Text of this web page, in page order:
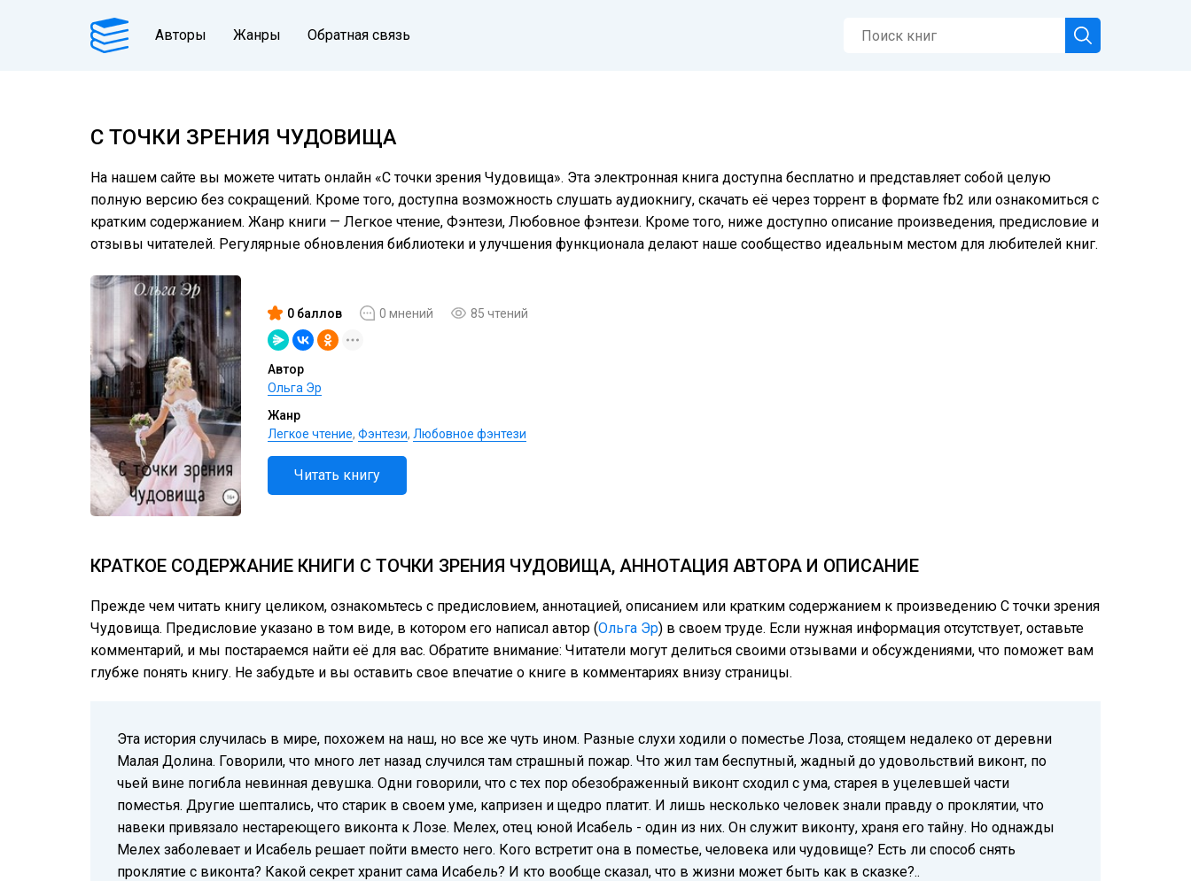
Авторы Жанры Обратная связь
С ТОЧКИ ЗРЕНИЯ ЧУДОВИЩА
На нашем сайте вы можете читать онлайн «С точки зрения Чудовища». Эта электронная книга доступна бесплатно и представляет собой целую
полную версию без сокращений. Кроме того, доступна возможность слушать аудиокнигу, скачать её через торрент в формате fb2 или ознакомиться с
кратким содержанием. Жанр книги — Легкое чтение, Фэнтези, Любовное фэнтези. Кроме того, ниже доступно описание произведения, предисловие и
отзывы читателей. Регулярные обновления библиотеки и улучшения функционала делают наше сообщество идеальным местом для любителей книг.
0 баллов 0 мнений 85 чтений
Автор
Ольга Эр
Жанр
Легкое чтение, Фэнтези, Любовное фэнтези
Читать книгу
КРАТКОЕ СОДЕРЖАНИЕ КНИГИ С ТОЧКИ ЗРЕНИЯ ЧУДОВИЩА, АННОТАЦИЯ АВТОРА И ОПИСАНИЕ
Прежде чем читать книгу целиком, ознакомьтесь с предисловием, аннотацией, описанием или кратким содержанием к произведению С точки зрения
Чудовища. Предисловие указано в том виде, в котором его написал автор (Ольга Эр) в своем труде. Если нужная информация отсутствует, оставьте
комментарий, и мы постараемся найти её для вас. Обратите внимание: Читатели могут делиться своими отзывами и обсуждениями, что поможет вам
глубже понять книгу. Не забудьте и вы оставить свое впечатие о книге в комментариях внизу страницы.
Эта история случилась в мире, похожем на наш, но все же чуть ином. Разные слухи ходили о поместье Лоза, стоящем недалеко от деревни
Малая Долина. Говорили, что много лет назад случился там страшный пожар. Что жил там беспутный, жадный до удовольствий виконт, по
чьей вине погибла невинная девушка. Одни говорили, что с тех пор обезображенный виконт сходил с ума, старея в уцелевшей части
поместья. Другие шептались, что старик в своем уме, капризен и щедро платит. И лишь несколько человек знали правду о проклятии, что
навеки привязало нестареющего виконта к Лозе. Мелех, отец юной Исабель - один из них. Он служит виконту, храня его тайну. Но однажды
Мелех заболевает и Исабель решает пойти вместо него. Кого встретит она в поместье, человека или чудовище? Есть ли способ снять
проклятие с виконта? Какой секрет хранит сама Исабель? И кто вообще сказал, что в жизни может быть как в сказке?..